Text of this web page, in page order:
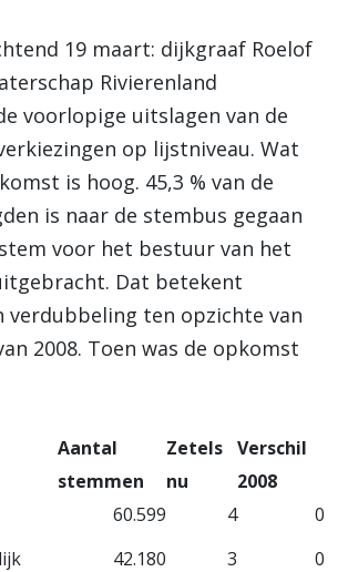
19 maart: dijkgraaf Roelof
Rivierenland
voorlopige uitslagen van de
op lijstniveau. Wat
is hoog. 45,3 % van de
is naar de stembus gegaan
voor het bestuur van het
Dat betekent
verdubbeling ten opzichte van
2008. Toen was de opkomst
Aantal
stemmen
Zetels
nu
Verschil
2008
60.599 4
0
42.180 3
0